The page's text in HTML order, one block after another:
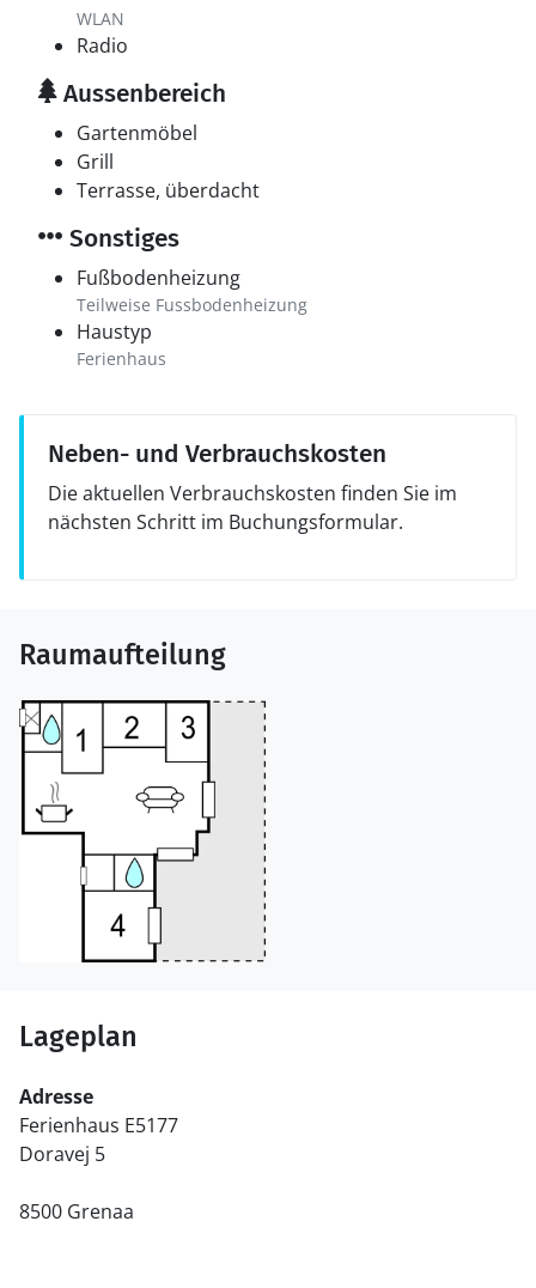
WLAN
Radio
Aussenbereich
Gartenmöbel
Grill
Terrasse, überdacht
Sonstiges
Fußbodenheizung
Teilweise Fussbodenheizung
Haustyp
Ferienhaus
Neben- und Verbrauchskosten
Die aktuellen Verbrauchskosten finden Sie im
nächsten Schritt im Buchungsformular.
Raumaufteilung
Lageplan
Adresse
Ferienhaus E5177
Doravej 5
8500 Grenaa